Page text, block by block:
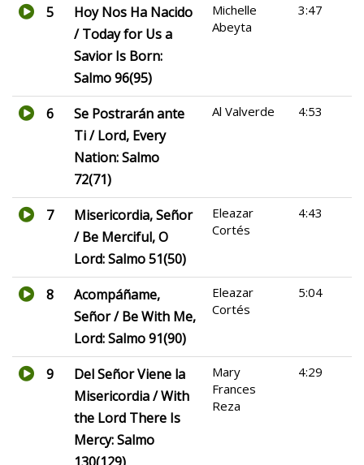
5
Hoy Nos Ha Nacido
/ Today for Us a
Savior Is Born:
Salmo 96(95)
Michelle
Abeyta
3:47
6
Se Postrarán ante
Ti / Lord, Every
Nation: Salmo
72(71)
Al Valverde 4:53
7
Misericordia, Señor
/ Be Merciful, O
Lord: Salmo 51(50)
Eleazar
Cortés
4:43
8
Acompáñame,
Señor / Be With Me,
Lord: Salmo 91(90)
Eleazar
Cortés
5:04
9
Del Señor Viene la
Misericordia / With
the Lord There Is
Mercy: Salmo
130(129)
Mary
Frances
Reza
4:29